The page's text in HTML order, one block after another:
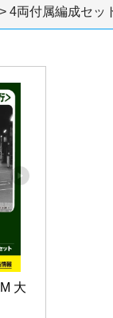
4両付属編成セッ
大